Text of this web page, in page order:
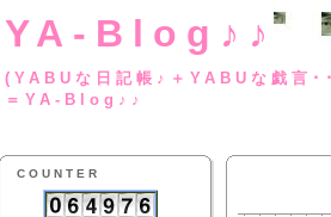
YA-Blog♪♪
(YABUな日記帳♪
＝YA-Blog♪♪
COUNTER